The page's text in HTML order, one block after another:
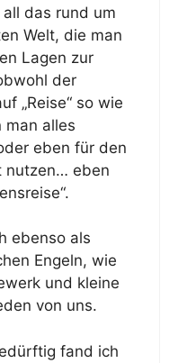
das rund um
Welt, die man
Lagen zur
der
„Reise“ so wie
man alles
eben für den
nutzen… eben
ebenso als
Engeln, wie
und kleine
von uns.
fand ich